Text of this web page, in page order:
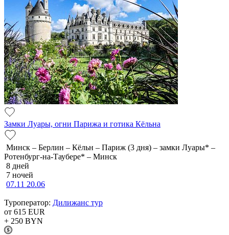
Замки Луары, огни Парижа и готика Кёльна
Минск – Берлин – Кёльн – Париж (3 дня) – замки Луары* –
Ротенбург-на-Таубере* – Минск
8 дней
7 ночей
07.11 20.06
Туроператор: Дилижанс тур
от 615 EUR
+ 250 BYN